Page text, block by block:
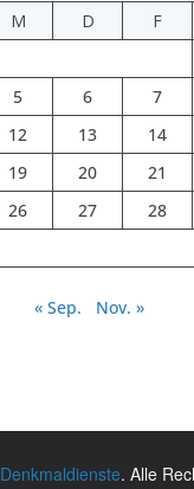
M D F
5 6 7
12 13 14
19 20 21
26 27 28
« Sep. Nov. »
Denkmaldienste. Alle